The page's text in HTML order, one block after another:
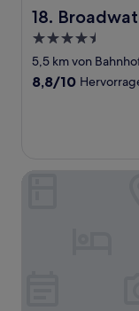
18.
Broadwater
4.5-
Sterne-
Unterkunft
5,5 km von
8.8
8,8/10